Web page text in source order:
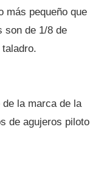
más pequeño que
son de 1/8 de
la marca de la
de agujeros piloto